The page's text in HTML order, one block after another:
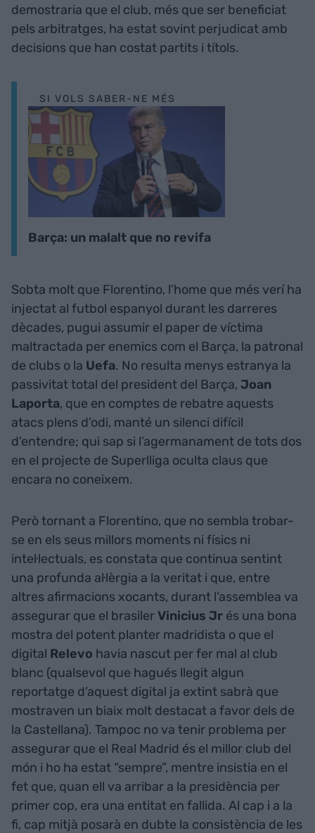
demostraria que el club, més que ser beneficiat
pels arbitratges, ha estat sovint perjudicat amb
decisions que han costat partits i títols.
SI VOLS SABER-NE MÉS
Barça: un malalt que no revifa
Sobta molt que Florentino, l’home que més verí ha
injectat al futbol espanyol durant les darreres
dècades, pugui assumir el paper de víctima
maltractada per enemics com el Barça, la patronal
de clubs o la Uefa. No resulta menys estranya la
passivitat total del president del Barça, Joan
Laporta, que en comptes de rebatre aquests
atacs plens d’odi, manté un silenci difícil
d’entendre; qui sap si l’agermanament de tots dos
en el projecte de Superlliga oculta claus que
encara no coneixem.
Però tornant a Florentino, que no sembla trobar-
se en els seus millors moments ni físics ni
intel·lectuals, es constata que continua sentint
una profunda al·lèrgia a la veritat i que, entre
altres afirmacions xocants, durant l’assemblea va
assegurar que el brasiler Vinicius Jr és una bona
mostra del potent planter madridista o que el
digital Relevo havia nascut per fer mal al club
blanc (qualsevol que hagués llegit algun
reportatge d’aquest digital ja extint sabrà que
mostraven un biaix molt destacat a favor dels de
la Castellana). Tampoc no va tenir problema per
assegurar que el Real Madrid és el millor club del
món i ho ha estat “sempre”, mentre insistia en el
fet que, quan ell va arribar a la presidència per
primer cop, era una entitat en fallida. Al cap i a la
fi, cap mitjà posarà en dubte la consistència de les